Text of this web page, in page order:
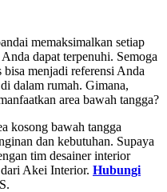
memaksimalkan setiap
dapat terpenuhi. Semoga
bisa menjadi referensi Anda
dalam rumah. Gimana,
area bawah tangga?
kosong bawah tangga
dan kebutuhan. Supaya
tim desainer interior
Akei Interior. Hubungi